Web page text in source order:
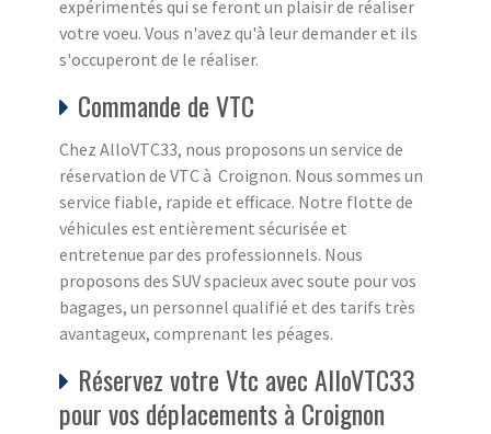
expérimentés qui se feront un plaisir de réaliser
votre voeu. Vous n'avez qu'à leur demander et ils
s'occuperont de le réaliser.
Commande de VTC
Chez AlloVTC33, nous proposons un service de
réservation de VTC à Croignon. Nous sommes un
service fiable, rapide et efficace. Notre flotte de
véhicules est entièrement sécurisée et
entretenue par des professionnels. Nous
proposons des SUV spacieux avec soute pour vos
bagages, un personnel qualifié et des tarifs très
avantageux, comprenant les péages.
Réservez votre Vtc avec AlloVTC33
pour vos déplacements à Croignon